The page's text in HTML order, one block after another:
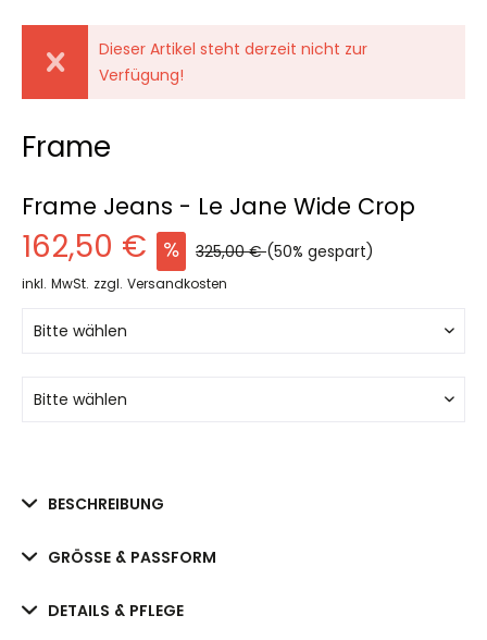
Dieser Artikel steht derzeit nicht zur
Verfügung!
Frame
Frame Jeans - Le Jane Wide Crop
162,50 € 325,00 €(50% gespart)
inkl. MwSt. zzgl. Versandkosten
BESCHREIBUNG
GRÖSSE & PASSFORM
DETAILS & PFLEGE